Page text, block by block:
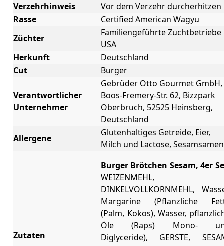
Verzehrhinweis
Vor dem Verzehr durcherhitzen
Rasse
Certified American Wagyu
Züchter
Familiengeführte Zuchtbetriebe
USA
Herkunft
Deutschland
Cut
Burger
Verantwortlicher
Unternehmer
Gebrüder Otto Gourmet GmbH,
Boos-Fremery-Str. 62, Bizzpark
Oberbruch, 52525 Heinsberg,
Deutschland
Allergene
Glutenhaltiges Getreide, Eier,
Milch und Lactose, Sesamsamen
Zutaten
Burger Brötchen Sesam, 4er
WEIZENMEHL,
DINKELVOLLKORNMEHL,
Margarine (Pflanzliche
(Palm, Kokos), Wasser,
Öle (Raps) Mono-
Diglyceride), GERSTE,